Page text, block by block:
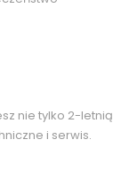
nie tylko 2-letnią
i serwis.